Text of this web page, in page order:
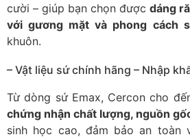
cười – giúp bạn chọn được dáng
với gương mặt và phong cách
khuôn.
– Vật liệu sứ chính hãng – Nhập
Từ dòng sứ Emax, Cercon cho
chứng nhận chất lượng, nguồn
sinh học cao, đảm bảo an toàn